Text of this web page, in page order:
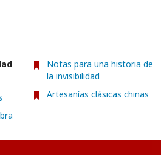
Notas para una historia de
la invisibilidad
Artesanías clásicas chinas